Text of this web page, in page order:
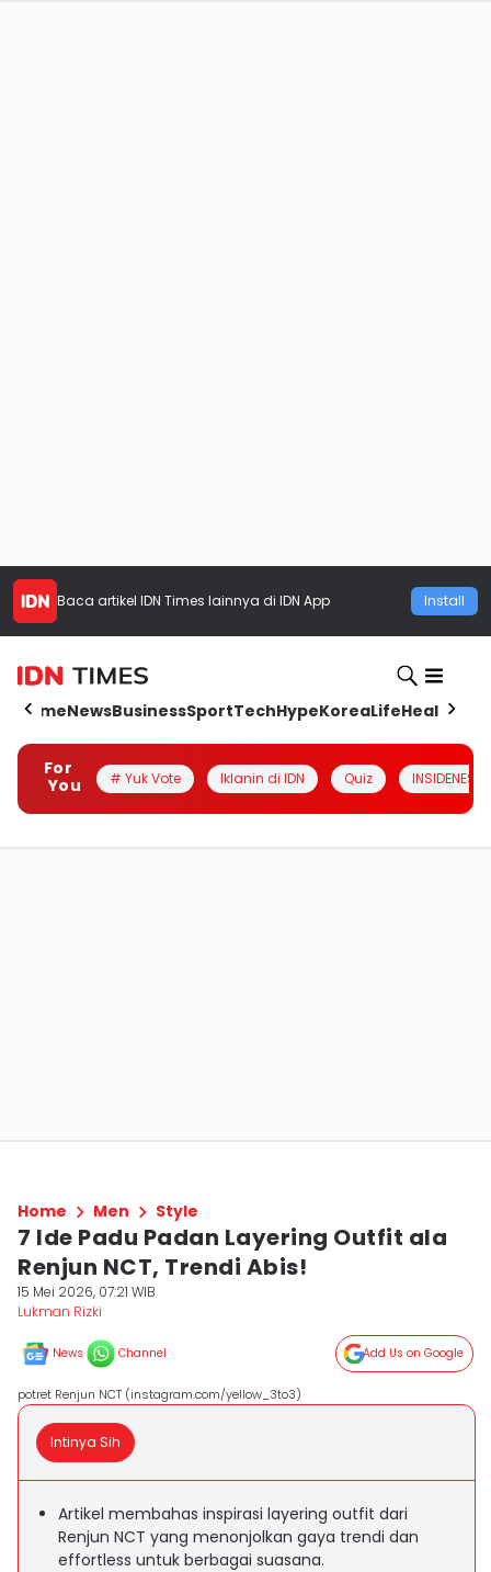
Baca artikel IDN Times lainnya di IDN App Install
HomeNewsBusinessSportTechHypeKoreaLifeHealth
For
You
# Yuk Vote Iklanin di IDN Quiz INSIDENESIA
Home Men Style
7 Ide Padu Padan Layering Outfit ala
Renjun NCT, Trendi Abis!
15 Mei 2026, 07:21 WIB
Lukman Rizki
News Channel Add Us on Google
potret Renjun NCT (instagram.com/yellow_3to3)
Intinya Sih
Artikel membahas inspirasi layering outfit dari
Renjun NCT yang menonjolkan gaya trendi dan
effortless untuk berbagai suasana.